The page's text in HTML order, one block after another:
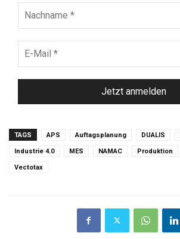
Mail
*
TAGS APS Auftagsplanung DUALIS
Industrie 4.0 MES NAMAC Produktion
Vectotax